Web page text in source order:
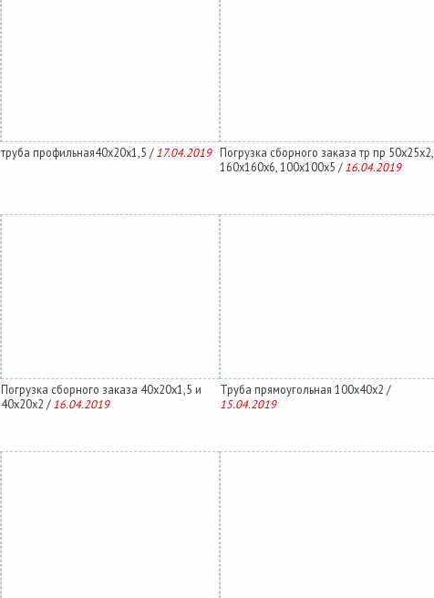
труба профильная40х20х1,5 / 17.04.2019 Погрузка сборного заказа тр пр 50х25х2,
160х160х6, 100х100х5 / 16.04.2019
Погрузка сборного заказа 40х20х1,5 и
40х20х2 / 16.04.2019
Труба прямоугольная 100х40х2 /
15.04.2019